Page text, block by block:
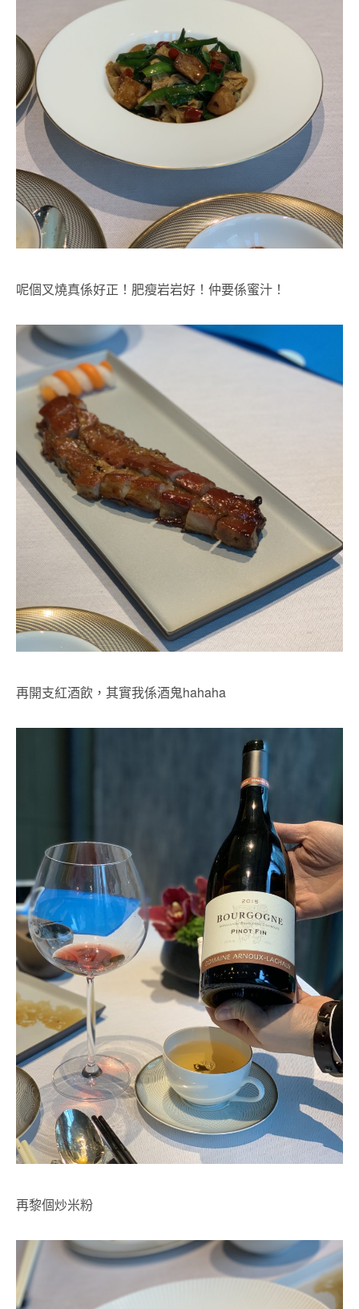
呢個叉燒真係好正！肥瘦岩岩好！仲要係蜜汁！
再開支紅酒飲，其實我係酒鬼hahaha
再黎個炒米粉